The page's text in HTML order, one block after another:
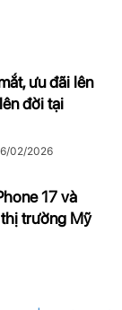
ưu đãi lên
đời tại
02/2026
17 và
trường Mỹ